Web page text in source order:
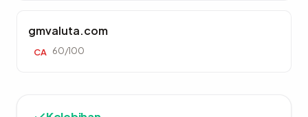
gmvaluta.com
CA 60/100